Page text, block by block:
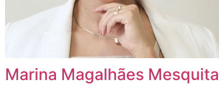
Marina Magalhães Mesquita